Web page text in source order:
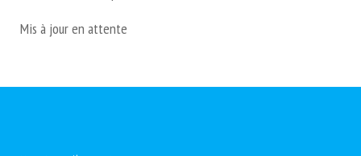
Mis à jour en attente